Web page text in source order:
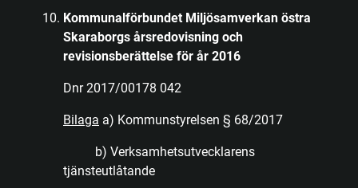
Kommunalförbundet Miljösamverkan östra
Skaraborgs årsredovisning och
revisionsberättelse för år 2016
Dnr 2017/00178 042
Bilaga a) Kommunstyrelsen § 68/2017
b) Verksamhetsutvecklarens
tjänsteutlåtande